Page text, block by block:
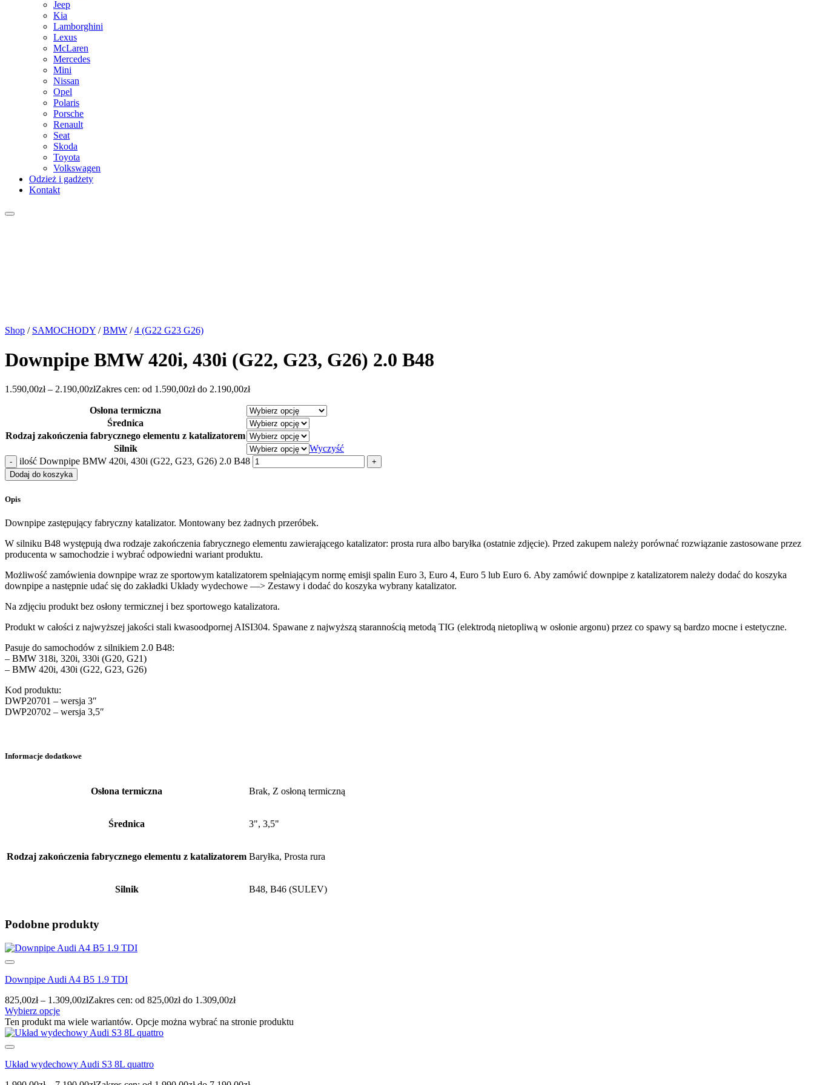
Jeep
Kia
Lamborghini
Lexus
McLaren
Mercedes
Mini
Nissan
Opel
Polaris
Porsche
Renault
Seat
Skoda
Toyota
Volkswagen
Odzież i gadżety
Kontakt
Shop / SAMOCHODY / BMW / 4 (G22 G23 G26)
Downpipe BMW 420i, 430i (G22, G23, G26) 2.0 B48
1.590,00zł – 2.190,00złZakres cen: od 1.590,00zł do 2.190,00zł
Osłona termiczna
Średnica
Rodzaj zakończenia fabrycznego elementu z katalizatorem
Silnik
Wyczyść
ilość Downpipe BMW 420i, 430i (G22, G23, G26) 2.0 B48
Dodaj do koszyka
Opis
Downpipe zastępujący fabryczny katalizator. Montowany bez żadnych przeróbek.
W silniku B48 występują dwa rodzaje zakończenia fabrycznego elementu zawierającego katalizator: prosta rura albo baryłka (ostatnie zdjęcie). Przed zakupem należy porównać rozwiązanie zastosowane przez
producenta w samochodzie i wybrać odpowiedni wariant produktu.
Możliwość zamówienia downpipe wraz ze sportowym katalizatorem spełniającym normę emisji spalin Euro 3, Euro 4, Euro 5 lub Euro 6. Aby zamówić downpipe z katalizatorem należy dodać do koszyka
downpipe a następnie udać się do zakładki Układy wydechowe —> Zestawy i dodać do koszyka wybrany katalizator.
Na zdjęciu produkt bez osłony termicznej i bez sportowego katalizatora.
Produkt w całości z najwyższej jakości stali kwasoodpornej AISI304. Spawane z najwyższą starannością metodą TIG (elektrodą nietopliwą w osłonie argonu) przez co spawy są bardzo mocne i estetyczne.
Pasuje do samochodów z silnikiem 2.0 B48:
– BMW 318i, 320i, 330i (G20, G21)
– BMW 420i, 430i (G22, G23, G26)
Kod produktu:
DWP20701 – wersja 3″
DWP20702 – wersja 3,5″
Informacje dodatkowe
Osłona termiczna Brak, Z osłoną termiczną
Średnica 3", 3,5"
Rodzaj zakończenia fabrycznego elementu z katalizatorem Baryłka, Prosta rura
Silnik B48, B46 (SULEV)
Podobne produkty
Downpipe Audi A4 B5 1.9 TDI
825,00zł – 1.309,00złZakres cen: od 825,00zł do 1.309,00zł
Wybierz opcje
Ten produkt ma wiele wariantów. Opcje można wybrać na stronie produktu
Układ wydechowy Audi S3 8L quattro